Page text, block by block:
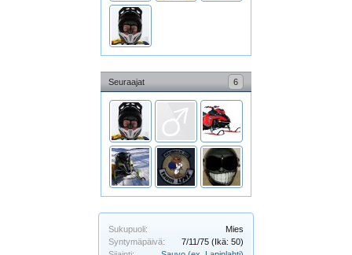
Seuraajat 6
Sukupuoli:
Mies
Syntymäpäivä:
7/11/75 (Ikä: 50)